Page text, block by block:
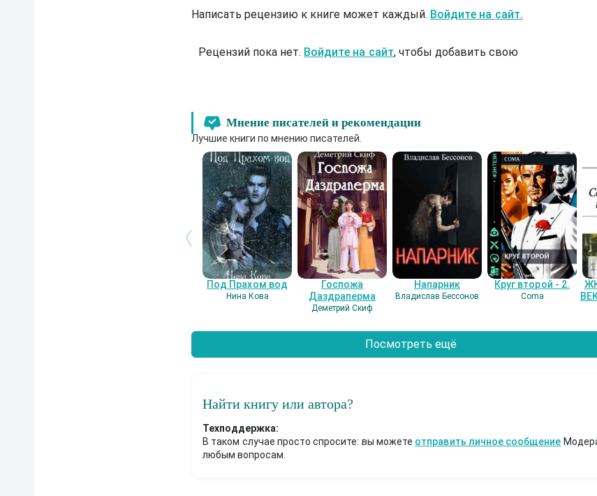
Написать рецензию к книге может каждый. Войдите на сайт.
Рецензий пока нет. Войдите на сайт, чтобы добавить свою
Мнение писателей и рекомендации
Лучшие книги по мнению писателей.
Под Прахом вод
Нина Кова
Госпожа
Даздраперма
Деметрий Скиф
Напарник
Владислав Бессонов
Круг второй - 2.
Coma
Посмотреть ещё
Найти книгу или автора?
Техподдержка:
В таком случае просто спросите: вы можете отправить личное сообщение
любым вопросам.